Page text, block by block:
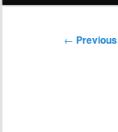
Post
← Previous